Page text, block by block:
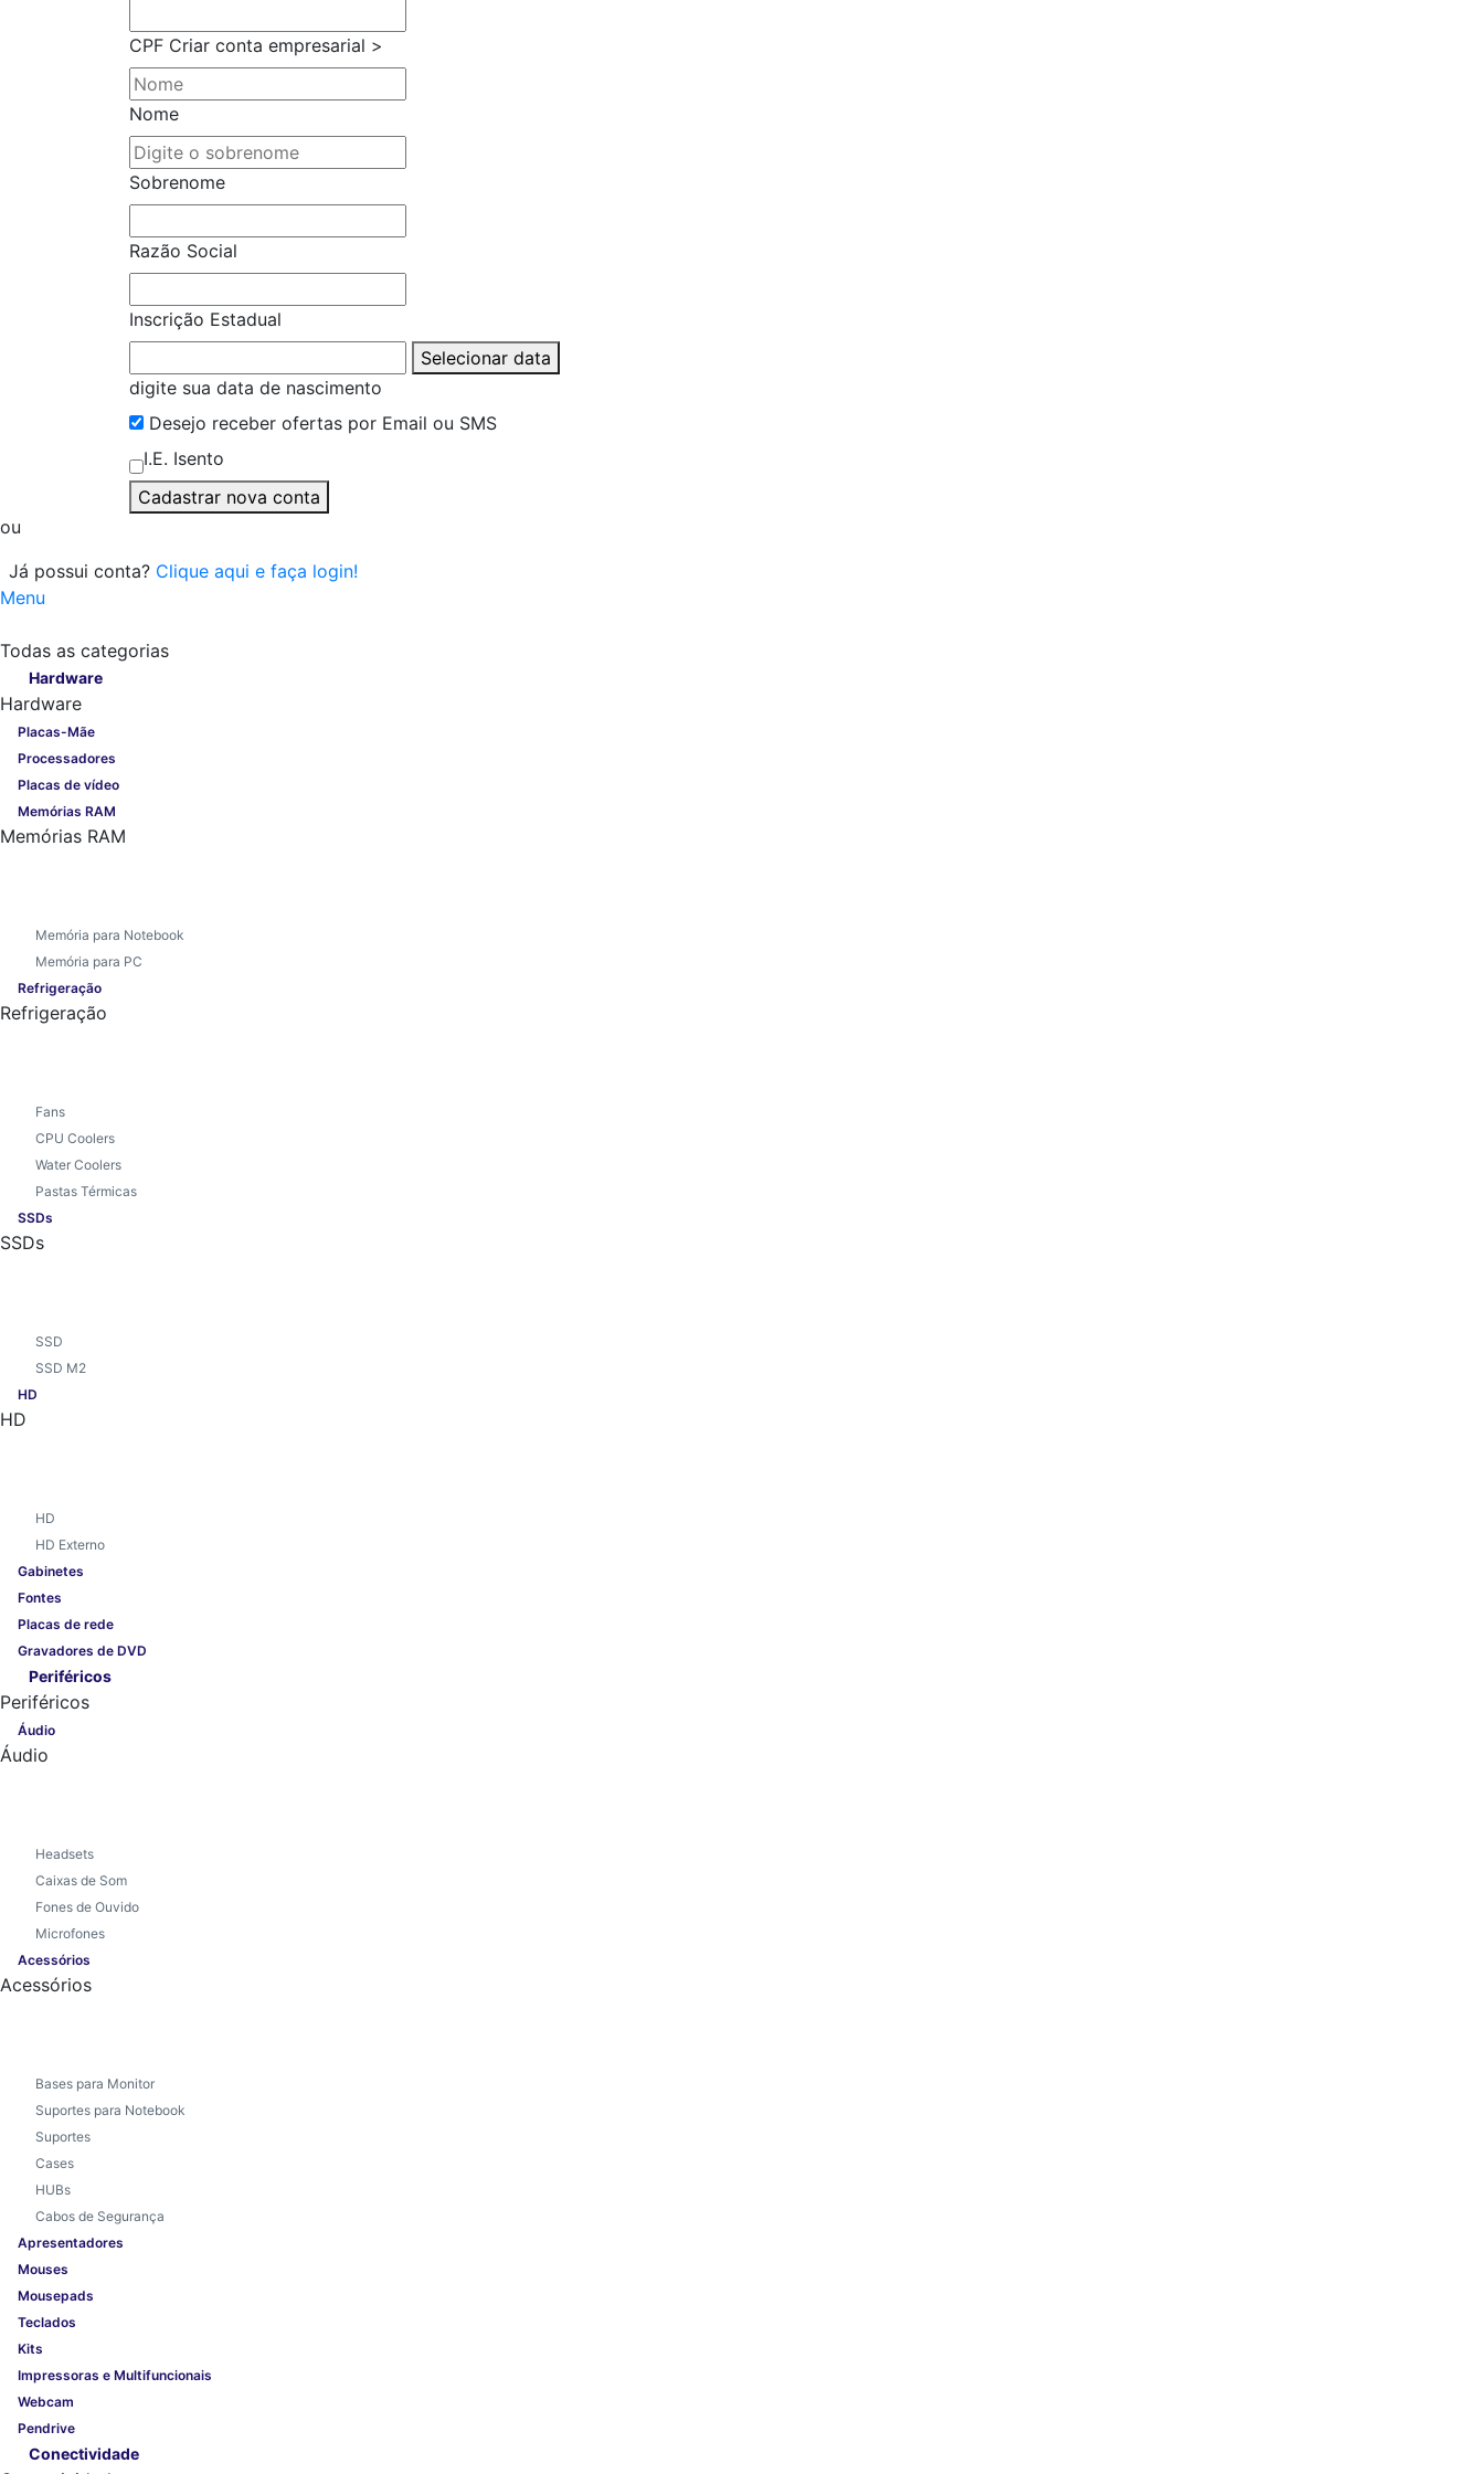
CPF Criar conta empresarial >
Nome
Sobrenome
Razão Social
Inscrição Estadual
Selecionar data
digite sua data de nascimento
Desejo receber ofertas por Email ou SMS
I.E. Isento
Cadastrar nova conta
ou
Já possui conta? Clique aqui e faça login!
Menu
Todas as categorias
Hardware
Hardware
Placas-Mãe
Processadores
Placas de vídeo
Memórias RAM
Memórias RAM
Memória para Notebook
Memória para PC
Refrigeração
Refrigeração
Fans
CPU Coolers
Water Coolers
Pastas Térmicas
SSDs
SSDs
SSD
SSD M2
HD
HD
HD
HD Externo
Gabinetes
Fontes
Placas de rede
Gravadores de DVD
Periféricos
Periféricos
Áudio
Áudio
Headsets
Caixas de Som
Fones de Ouvido
Microfones
Acessórios
Acessórios
Bases para Monitor
Suportes para Notebook
Suportes
Cases
HUBs
Cabos de Segurança
Apresentadores
Mouses
Mousepads
Teclados
Kits
Impressoras e Multifuncionais
Webcam
Pendrive
Conectividade